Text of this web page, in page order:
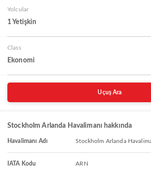
Yolcular
1 Yetişkin
Class
Ekonomi
Uçuş Ara
Stockholm Arlanda Havalimanı hakkında
Havalimanı Adı Stockholm Arlanda
IATA Kodu ARN